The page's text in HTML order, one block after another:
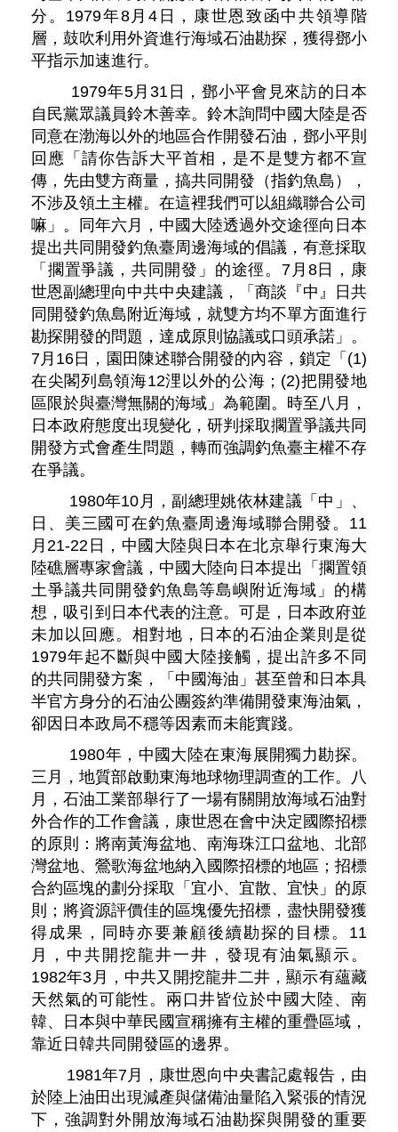
分。1979年8月4日，康世恩致函中共領導階
層，鼓吹利用外資進行海域石油勘探，獲得鄧小
平指示加速進行。
1979年5月31日，鄧小平會見來訪的日本
自民黨眾議員鈴木善幸。鈴木詢問中國大陸是否
同意在渤海以外的地區合作開發石油，鄧小平則
回應「請你告訴大平首相，是不是雙方都不宣
傳，先由雙方商量，搞共同開發（指釣魚島），
不涉及領土主權。在這裡我們可以組織聯合公司
嘛」。同年六月，中國大陸透過外交途徑向日本
提出共同開發釣魚臺周邊海域的倡議，有意採取
「擱置爭議，共同開發」的途徑。7月8日，康
世恩副總理向中共中央建議，「商談『中』日共
同開發釣魚島附近海域，就雙方均不單方面進行
勘探開發的問題，達成原則協議或口頭承諾」。
7月16日，園田陳述聯合開發的內容，鎖定「(1)
在尖閣列島領海12浬以外的公海；(2)把開發地
區限於與臺灣無關的海域」為範圍。時至八月，
日本政府態度出現變化，研判採取擱置爭議共同
開發方式會產生問題，轉而強調釣魚臺主權不存
在爭議。
1980年10月，副總理姚依林建議「中」、
日、美三國可在釣魚臺周邊海域聯合開發。11
月21-22日，中國大陸與日本在北京舉行東海大
陸礁層專家會議，中國大陸向日本提出「擱置領
土爭議共同開發釣魚島等島嶼附近海域」的構
想，吸引到日本代表的注意。可是，日本政府並
未加以回應。相對地，日本的石油企業則是從
1979年起不斷與中國大陸接觸，提出許多不同
的共同開發方案，「中國海油」甚至曾和日本具
半官方身分的石油公團簽約準備開發東海油氣，
卻因日本政局不穩等因素而未能實踐。
1980年，中國大陸在東海展開獨力勘探。
三月，地質部啟動東海地球物理調查的工作。八
月，石油工業部舉行了一場有關開放海域石油對
外合作的工作會議，康世恩在會中決定國際招標
的原則：將南黃海盆地、南海珠江口盆地、北部
灣盆地、鶯歌海盆地納入國際招標的地區；招標
合約區塊的劃分採取「宜小、宜散、宜快」的原
則；將資源評價佳的區塊優先招標，盡快開發獲
得成果，同時亦要兼顧後續勘探的目標。11
月，中共開挖龍井一井，發現有油氣顯示。
1982年3月，中共又開挖龍井二井，顯示有蘊藏
天然氣的可能性。兩口井皆位於中國大陸、南
韓、日本與中華民國宣稱擁有主權的重疊區域，
靠近日韓共同開發區的邊界。
1981年7月，康世恩向中央書記處報告，由
於陸上油田出現減產與儲備油量陷入緊張的情況
下，強調對外開放海域石油勘探與開發的重要